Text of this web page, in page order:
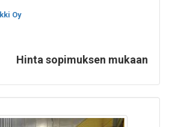
Oy
Hinta sopimuksen mukaan